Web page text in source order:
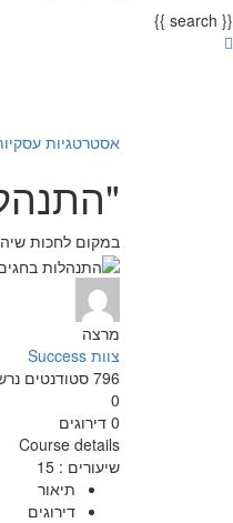
{{ search }}
אסטרטגיות
במקום לחכות
מרצה
צוות Success
796 סטודנטים
0
0 דירוגים
Course details
שיעורים :
15
תיאור
דירוגים